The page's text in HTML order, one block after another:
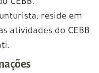
CEBB.
reside em
atividades do CEBB